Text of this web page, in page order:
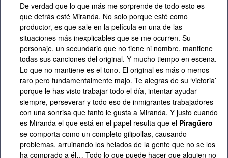
De verdad que lo que más me sorprende de todo esto es
que detrás esté Miranda. No solo porque esté como
productor, es que sale en la película en una de las
situaciones más inexplicables que se me ocurren. Su
personaje, un secundario que no tiene ni nombre, mantiene
todas sus canciones del original. Y mucho tiempo en escena.
Lo que no mantiene es el tono. El original es más o menos
raro pero fundamentalmente majo. Te alegras de su ‘victoria’
porque le has visto trabajar todo el día, intentar ayudar
siempre, perseverar y todo eso de inmigrantes trabajadores
con una sonrisa que tanto le gusta a Miranda. Y justo cuando
es Miranda el que está en el papel resulta que el Piragüero
se comporta como un completo gilipollas, causando
problemas, arruinando los helados de la gente que no se los
ha comprado a él… Todo lo que puede hacer que alguien no